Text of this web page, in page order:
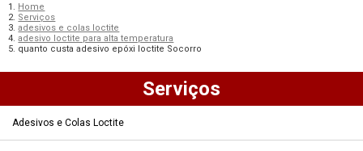
Home
Serviços
adesivos e colas loctite
adesivo loctite para alta temperatura
quanto custa adesivo epóxi loctite Socorro
Serviços
Adesivos e Colas Loctite